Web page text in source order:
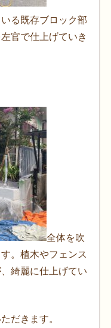
る既存ブロック部
官で仕上げていき
全体を吹
。植木やフェンス
綺麗に仕上げてい
だきます。